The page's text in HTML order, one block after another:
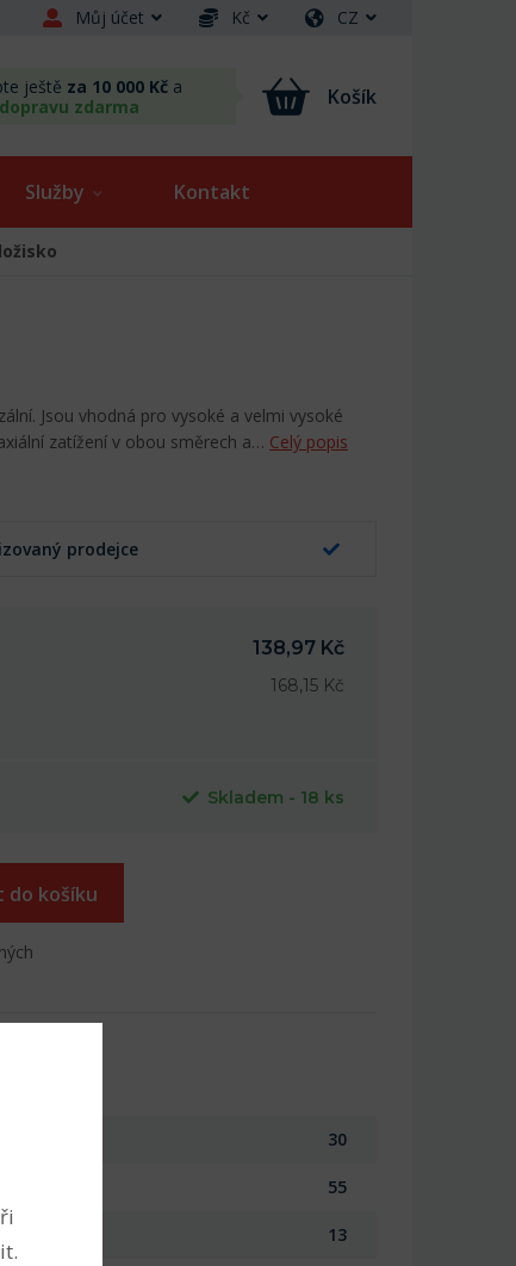
Můj účet Kč CZ
ještě za 10 000 Kč a
dopravu zdarma Košík
Služby Kontakt
Jsou vhodná pro vysoké a velmi vysoké
zatížení v obou směrech a… Celý popis
prodejce
138,97 Kč
168,15 Kč
Skladem - 18 ks
do košíku
30
55
13